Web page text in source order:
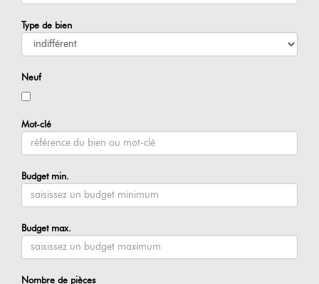
Type de bien
Neuf
Mot-clé
Budget min.
Budget max.
Nombre de pièces